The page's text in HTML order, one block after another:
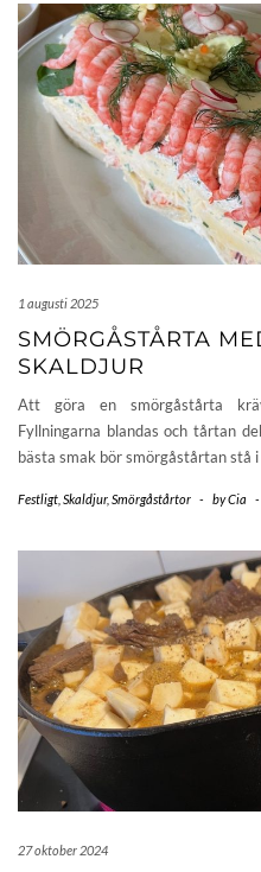
1 augusti 2025
SMÖRGÅSTÅRTA
SKALDJUR
Att göra en smörgåstårta
Fyllningarna blandas och tårtan
bästa smak bör smörgåstårtan stå
Festligt Skaldjur, Smörgåstårtor - byCia -
27 oktober 2024